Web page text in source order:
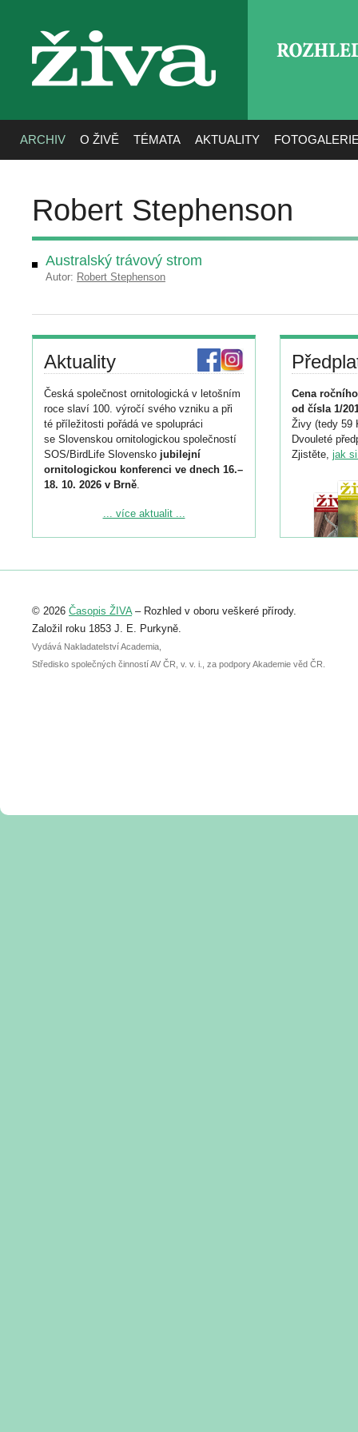
živa
ARCHIV O ŽIVĚ TÉMATA AKTUALITY
Robert Stephenson
Australský trávový strom
Autor: Robert Stephenson
Aktuality
Česká společnost ornitologická v letošním
roce slaví 100. výročí svého vzniku a při
té příležitosti pořádá ve spolupráci
se Slovenskou ornitologickou společností
SOS/BirdLife Slovensko jubilejní
ornitologickou konferenci ve dnech 16.–
18. 10. 2026 v Brně.
Podrobnější informace ke konferenci
Registrovat se můžete do 6. září.
abstraktu přihlášené přednášky nebo
posteru je už 30. června.
... více aktualit ...
Cena
od čísla 1/
Živy (tedy 59
Dvouleté
Zjistěte, jak
© 2026 Časopis ŽIVA– Rozhled v oboru veškeré přírody.
Založil roku 1853 J. E. Purkyně.
Vydává Nakladatelství Academia,
Středisko společných činností AV ČR, v. v. i., za podpory Akademie věd ČR.